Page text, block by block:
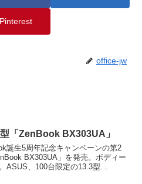
Pinterest
office-jw
「ZenBook BX303UA」
誕生5周年記念キャンペーンの第2
BX303UA」を発売。ボディー
ASUS、100台限定の13.3型